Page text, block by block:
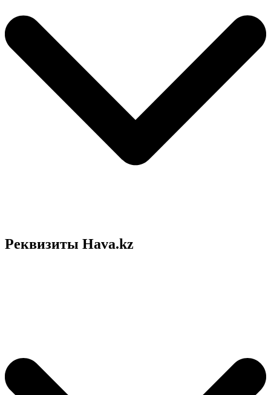
Реквизиты Hava.kz